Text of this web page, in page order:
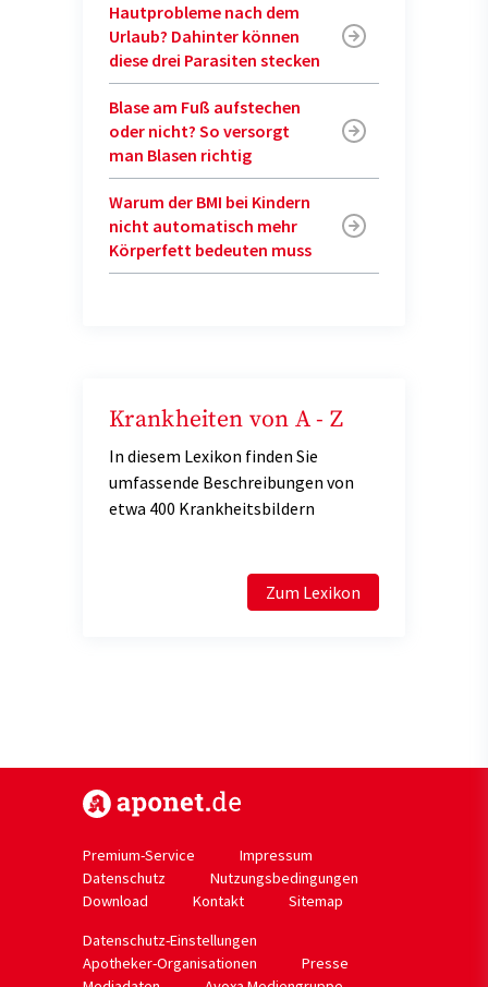
Hautprobleme nach dem
Urlaub? Dahinter können
diese drei Parasiten stecken
Blase am Fuß aufstechen
oder nicht? So versorgt
man Blasen richtig
Warum der BMI bei Kindern
nicht automatisch mehr
Körperfett bedeuten muss
Krankheiten von A - Z
In diesem Lexikon finden Sie
umfassende Beschreibungen von
etwa 400 Krankheitsbildern
Zum Lexikon
Premium-Service
Impressum
Datenschutz
Nutzungsbedingungen
Download
Kontakt
Sitemap
Datenschutz-Einstellungen
Apotheker-Organisationen
Presse